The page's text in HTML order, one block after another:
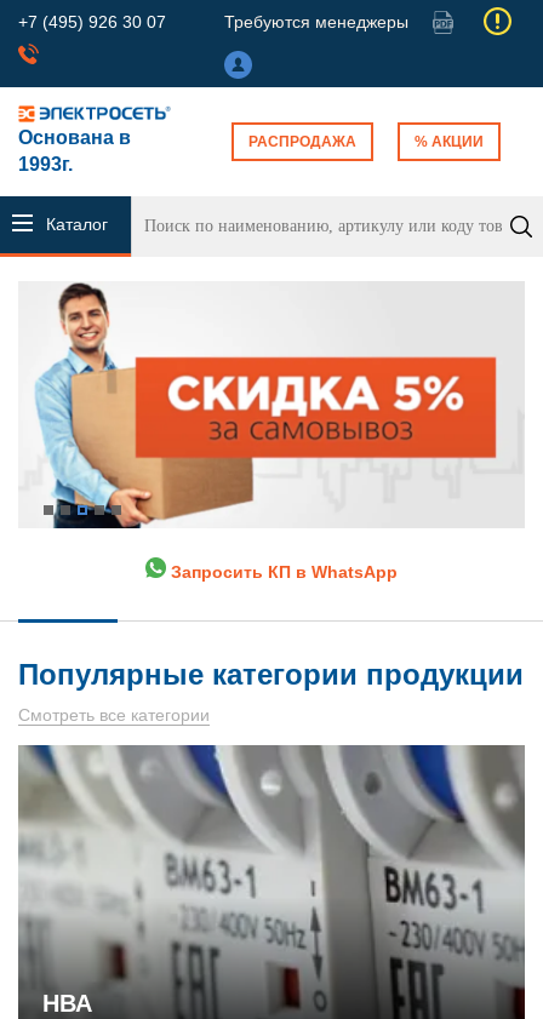
+7 (495) 926 30 07 Требуются менеджеры
Основана в
1993г.
РАСПРОДАЖА % АКЦИИ
Каталог
продукции
Запросить КП в WhatsApp
Популярные категории продукции
Смотреть все категории
НВА